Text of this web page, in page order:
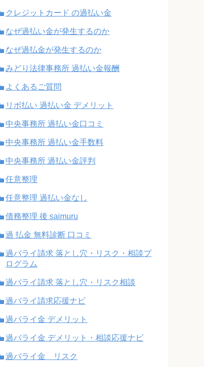
クレジットカード の過払い金
なぜ過払い金が発生するのか
なぜ過払金が発生するのか
みどり法律事務所 過払い金報酬
よくあるご質問
リボ払い 過払い金 デメリット
中央事務所 過払い金口コミ
中央事務所 過払い金手数料
中央事務所 過払い金評判
任意整理
任意整理 過払い金なし
債務整理 後 saimuru
過 払金 無料診断 口コミ
過バライ請求 落とし穴・リスク・相談プ
ログラム
過バライ請求 落とし穴・リスク相談
過バライ請求応援ナビ
過バライ金 デメリット
過バライ金 デメリット・相談応援ナビ
過バライ金 リスク